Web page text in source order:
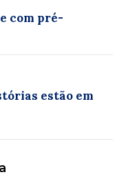
com pré-
estão em